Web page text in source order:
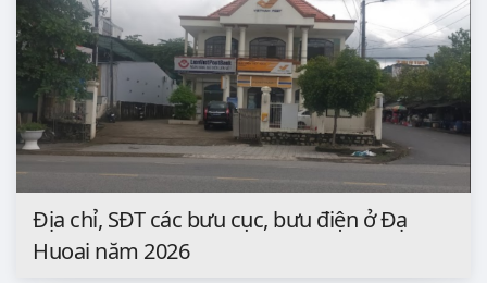
Địa chỉ, SĐT các bưu cục, bưu điện ở Đạ
Huoai năm 2026